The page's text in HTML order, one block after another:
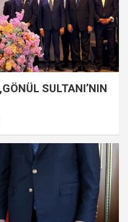
SULTANI’NIN